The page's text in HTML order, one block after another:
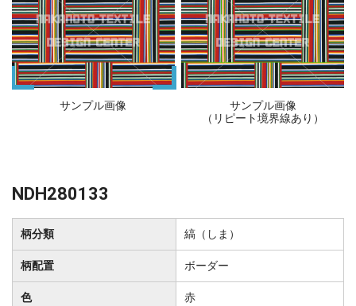
サンプル画像
サンプル画像
（リピート境界線あり）
NDH280133
柄分類 縞（しま）
柄配置 ボーダー
色 赤